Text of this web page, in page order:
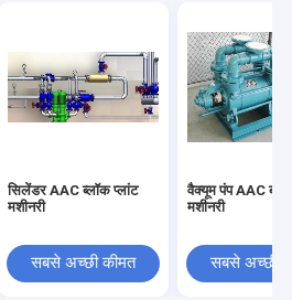
सिलेंडर AAC ब्लॉक प्लांट
मशीनरी
सबसे अच्छी कीमत
वैक्यूम पंप AAC
मशीनरी
सबसे अच्छी